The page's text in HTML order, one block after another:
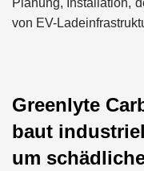
Planung, Installation,
von EV-
Greenlyte
baut
um